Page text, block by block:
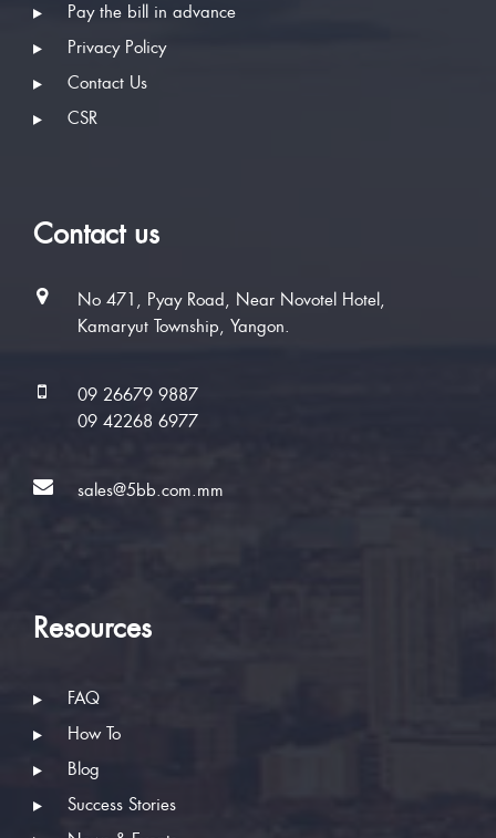
Pay the bill in advance
Privacy Policy
Contact Us
CSR
Contact us
No 471, Pyay Road, Near Novotel Hotel,
Kamaryut Township, Yangon.
09 26679 9887
09 42268 6977
sales@5bb.com.mm
Resources
FAQ
How To
Blog
Success Stories